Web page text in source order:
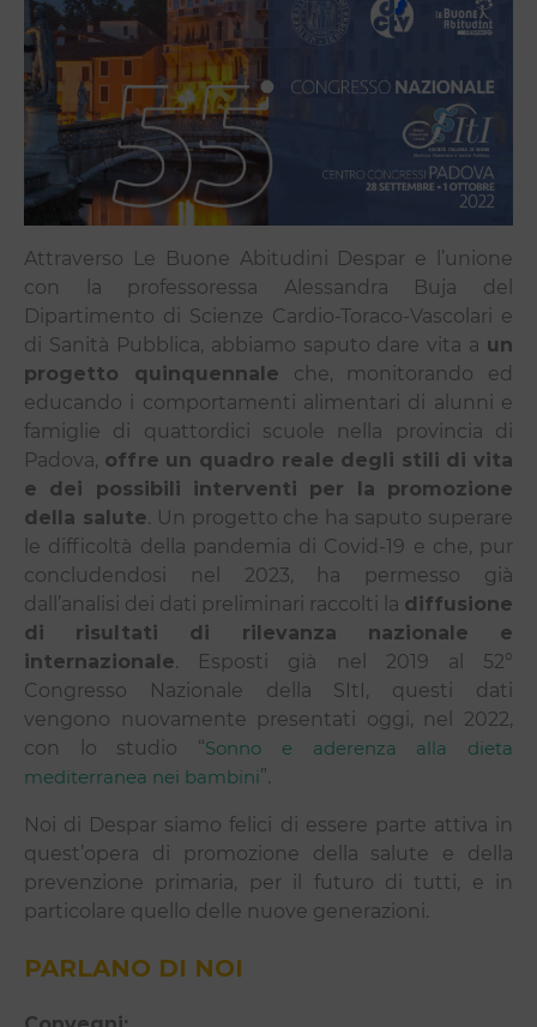
Attraverso Le Buone Abitudini Despar e l’unione
con la professoressa Alessandra Buja del
Dipartimento di Scienze Cardio-Toraco-Vascolari e
di Sanità Pubblica, abbiamo saputo dare vita a un
progetto quinquennale che, monitorando ed
educando i comportamenti alimentari di alunni e
famiglie di quattordici scuole nella provincia di
Padova, offre un quadro reale degli stili di vita
e dei possibili interventi per la promozione
della salute. Un progetto che ha saputo superare
le difficoltà della pandemia di Covid-19 e che, pur
concludendosi nel 2023, ha permesso già
dall’analisi dei dati preliminari raccolti la diffusione
di risultati di rilevanza nazionale e
internazionale. Esposti già nel 2019 al 52°
Congresso Nazionale della SItI, questi dati
vengono nuovamente presentati oggi, nel 2022,
con lo studio “Sonno e aderenza alla dieta
mediterranea nei bambini”.
Noi di Despar siamo felici di essere parte attiva in
quest’opera di promozione della salute e della
prevenzione primaria, per il futuro di tutti, e in
particolare quello delle nuove generazioni.
PARLANO DI NOI